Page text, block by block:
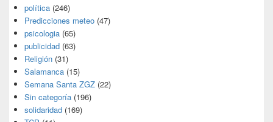
política (246)
Predicciones meteo (47)
psicologia (65)
publicidad (63)
Religión (31)
Salamanca (15)
Semana Santa ZGZ (22)
Sin categoría (196)
solidaridad (169)